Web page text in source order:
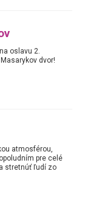
oslavu 2.
dvor!
atmosférou,
pre celé
stretnúť ľudí zo